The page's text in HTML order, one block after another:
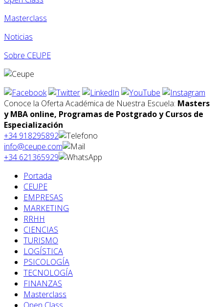
Masterclass
Noticias
Sobre CEUPE
Conoce la Oferta Académica de Nuestra Escuela: Masters
y MBA online, Programas de Postgrado y Cursos de
Especialización
+34 918295892
info@ceupe.com
+34 621365929
Portada
CEUPE
EMPRESAS
MARKETING
RRHH
CIENCIAS
TURISMO
LOGÍSTICA
PSICOLOGÍA
TECNOLOGÍA
FINANZAS
Masterclass